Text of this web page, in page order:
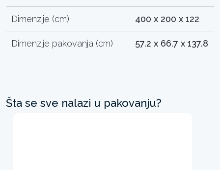
Dimenzije (cm) 400 x 200 x 122
Dimenzije pakovanja (cm) 57.2 x 66.7 x 137.8
Šta se sve nalazi u pakovanju?